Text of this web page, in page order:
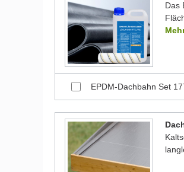
Das
EPDM-Dachbahn Set